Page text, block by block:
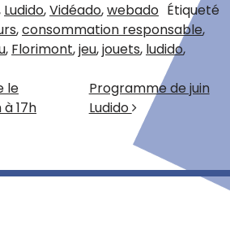
Ludido,Vidéado,webado Étiqueté
,consommation responsable,
, Florimont,jeu,jouets, ludido,
articles
le
17h
Programme de juin
Ludido